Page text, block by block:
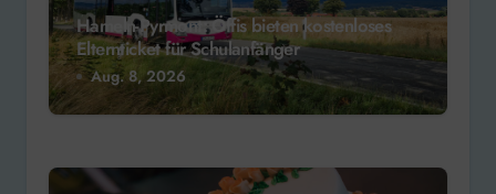
Hameln-Pyrmont: Öffis bieten kostenloses
Elternticket für Schulanfänger
Aug. 8, 2026